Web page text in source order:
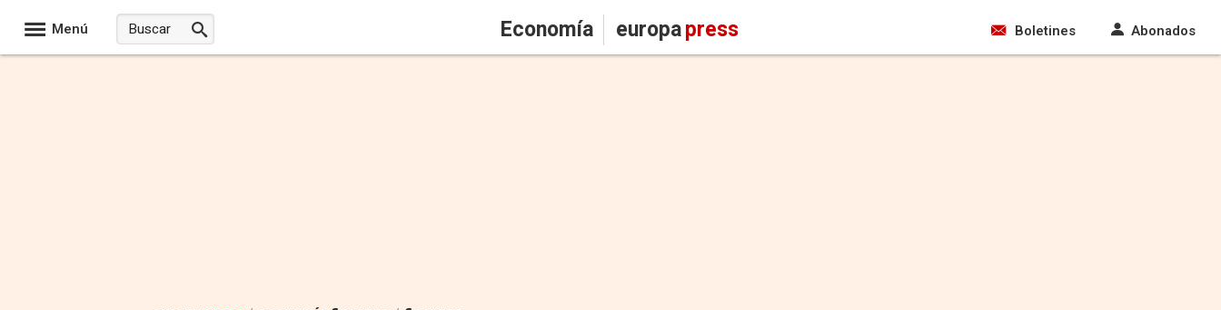
Menú Economía europapress Boletines Abonados